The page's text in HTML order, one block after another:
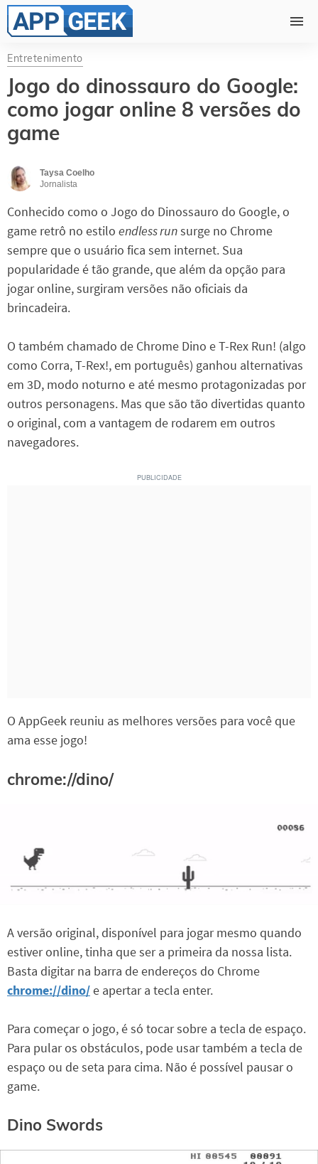
Entretenimento
Jogo do dinossauro do Google:
como jogar online 8 versões do
game
Taysa Coelho
Jornalista
Conhecido como o Jogo do Dinossauro do Google, o
game retrô no estilo endless runsurge no Chrome
sempre que o usuário fica sem internet. Sua
popularidade é tão grande, que além da opção para
jogar online, surgiram versões não oficiais da
brincadeira.
O também chamado de Chrome Dino e T-Rex Run! (algo
como Corra, T-Rex!, em português) ganhou alternativas
em 3D, modo noturno e até mesmo protagonizadas por
outros personagens. Mas que são tão divertidas quanto
o original, com a vantagem de rodarem em outros
navegadores.
O AppGeek reuniu as melhores versões para você que
ama esse jogo!
chrome://dino/
A versão original, disponível para jogar mesmo quando
estiver online, tinha que ser a primeira da nossa lista.
Basta digitar na barra de endereços do Chrome
chrome://dino/e apertar a tecla enter.
Para começar o jogo, é só tocar sobre a tecla de espaço.
Para pular os obstáculos, pode usar também a tecla de
espaço ou de seta para cima. Não é possível pausar o
game.
Dino Swords